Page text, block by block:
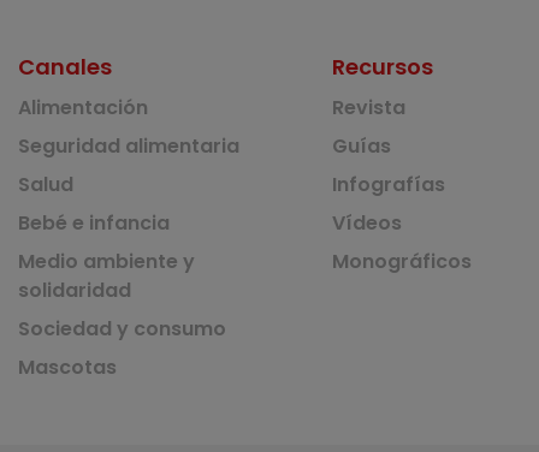
Canales
Alimentación
Seguridad alimentaria
Salud
Bebé e infancia
Medio ambiente y
solidaridad
Sociedad y consumo
Mascotas
Recursos
Revista
Guías
Infografías
Vídeos
Monográficos